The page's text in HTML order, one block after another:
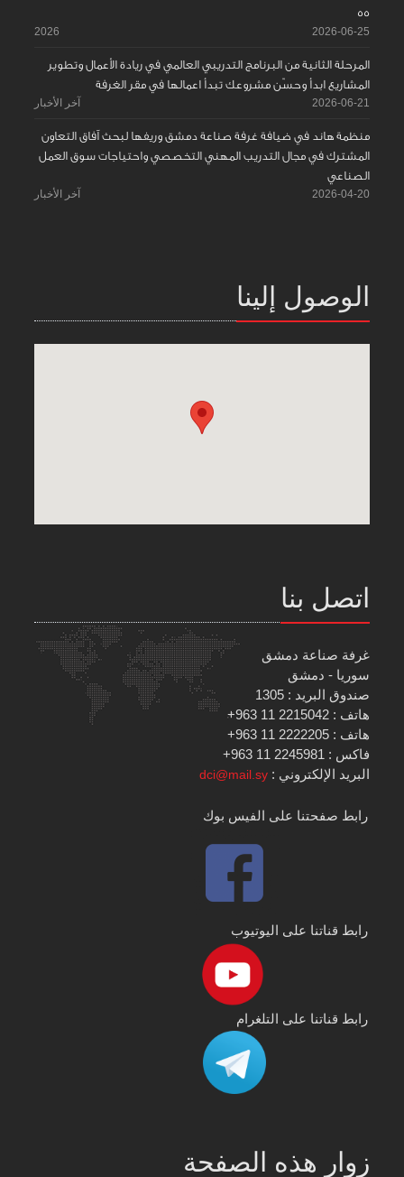
55
2026-06-25
2026
المرحلة الثانية من البرنامج التدريبي العالمي في ريادة الأعمال وتطوير
المشاريع ابدأ وحسّن مشروعك تبدأ اعمالها في مقر الغرفة
2026-06-21 آخر الأخبار
منظمة هاند في ضيافة غرفة صناعة دمشق وريفها لبحث آفاق التعاون
المشترك في مجال التدريب المهني التخصصي واحتياجات سوق العمل
الصناعي
2026-04-20 آخر الأخبار
الوصول إلينا
اتصل بنا
غرفة صناعة دمشق
سوريا - دمشق
صندوق البريد : 1305
هاتف : 2215042 11 963+
هاتف : 2222205 11 963+
فاكس : 2245981 11 963+
البريد الإلكتروني :dci@mail.sy
رابط صفحتنا على الفيس بوك
رابط قناتنا على اليوتيوب
رابط قناتنا على التلغرام
زوار هذه الصفحة